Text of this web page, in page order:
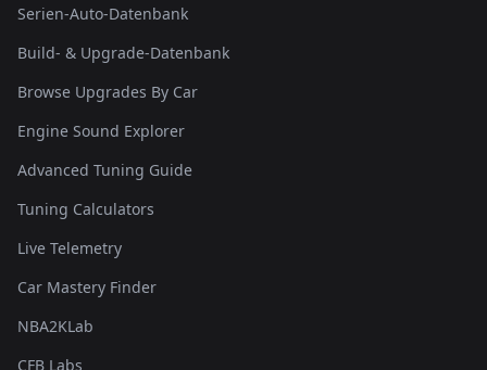
Serien-Auto-Datenbank
Build- & Upgrade-Datenbank
Browse Upgrades By Car
Engine Sound Explorer
Advanced Tuning Guide
Tuning Calculators
Live Telemetry
Car Mastery Finder
NBA2KLab
CFB Labs